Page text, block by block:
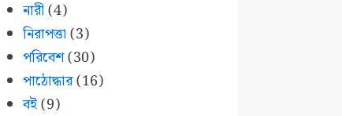
নারী (4)
নিরাপত্তা (3)
পরিবেশ(30)
পাঠোদ্ধার(16)
বই(9)